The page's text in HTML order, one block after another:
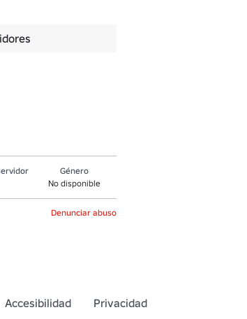
Género
No disponible
Denunciar abuso
Accesibilidad Privacidad